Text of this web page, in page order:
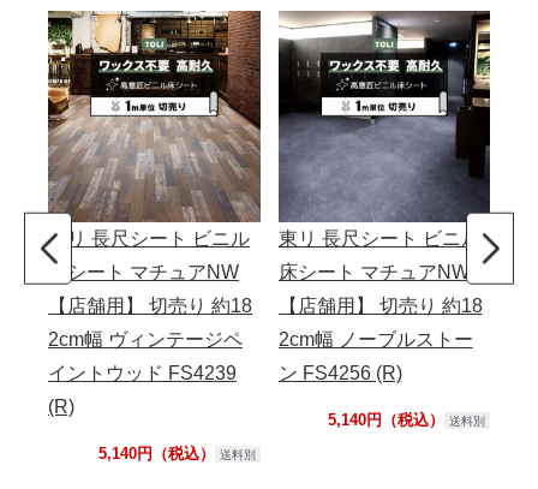
東リ 長尺シート ビニル
床シート マチュアNW
【店舗用】 切売り 約18
2cm幅 ヴィンテージペ
イントウッド FS4239
(R)
5,140円（税込） 送料別
東リ 長尺シート ビニル
床シート マチュアNW
【店舗用】 切売り 約18
2cm幅 ノーブルストー
ン FS4256 (R)
5,140円（税込） 送料別